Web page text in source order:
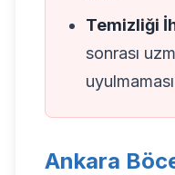
Temizliği
sonrası
Ankara